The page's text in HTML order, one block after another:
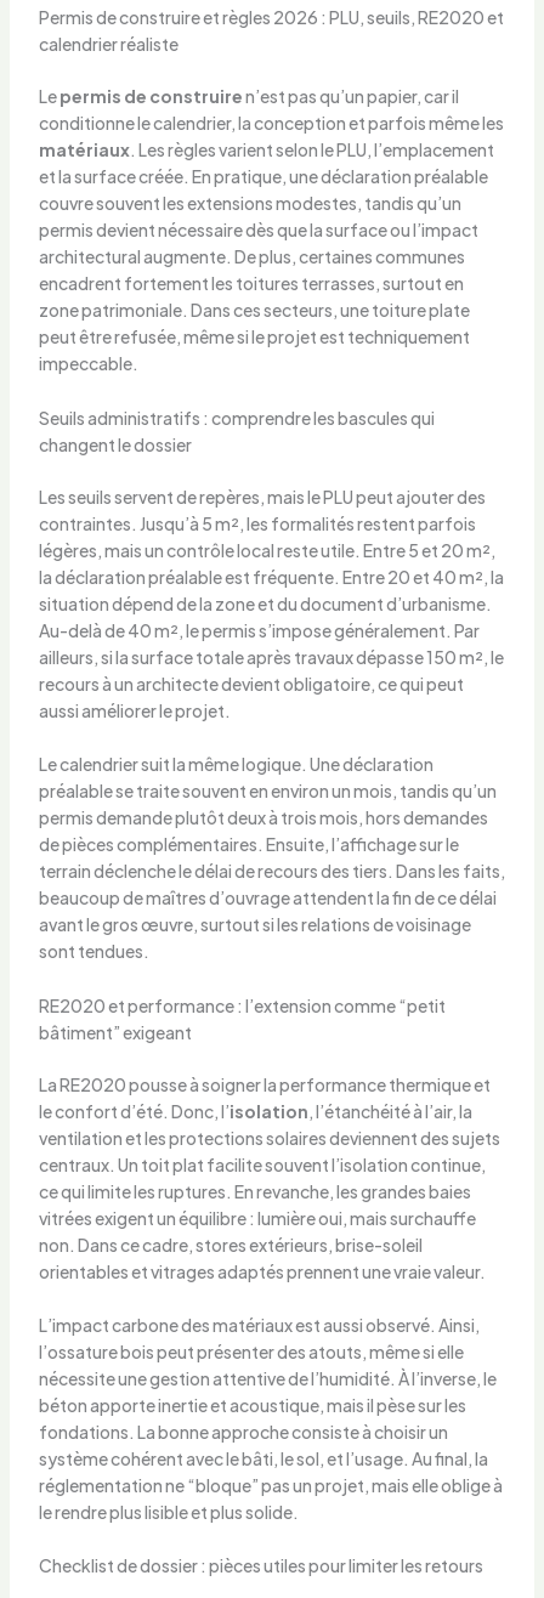
Permis de construire et règles 2026 : PLU, seuils, RE2020 et
calendrier réaliste
Lepermis de construiren’est pas qu’un papier, car il
conditionne le calendrier, la conception et parfois même les
matériaux. Les règles varient selon le PLU, l’emplacement
et la surface créée. En pratique, une déclaration préalable
couvre souvent les extensions modestes, tandis qu’un
permis devient nécessaire dès que la surface ou l’impact
architectural augmente. De plus, certaines communes
encadrent fortement les toitures terrasses, surtout en
zone patrimoniale. Dans ces secteurs, une toiture plate
peut être refusée, même si le projet est techniquement
impeccable.
Seuils administratifs : comprendre les bascules qui
changent le dossier
Les seuils servent de repères, mais le PLU peut ajouter des
contraintes. Jusqu’à 5 m², les formalités restent parfois
légères, mais un contrôle local reste utile. Entre 5 et 20 m²,
la déclaration préalable est fréquente. Entre 20 et 40 m², la
situation dépend de la zone et du document d’urbanisme.
Au-delà de 40 m², le permis s’impose généralement. Par
ailleurs, si la surface totale après travaux dépasse 150 m², le
recours à un architecte devient obligatoire, ce qui peut
aussi améliorer le projet.
Le calendrier suit la même logique. Une déclaration
préalable se traite souvent en environ un mois, tandis qu’un
permis demande plutôt deux à trois mois, hors demandes
de pièces complémentaires. Ensuite, l’affichage sur le
terrain déclenche le délai de recours des tiers. Dans les faits,
beaucoup de maîtres d’ouvrage attendent la fin de ce délai
avant le gros œuvre, surtout si les relations de voisinage
sont tendues.
RE2020 et performance : l’extension comme “petit
bâtiment” exigeant
La RE2020 pousse à soigner la performance thermique et
le confort d’été. Donc, l’isolation, l’étanchéité à l’air, la
ventilation et les protections solaires deviennent des sujets
centraux. Un toit plat facilite souvent l’isolation continue,
ce qui limite les ruptures. En revanche, les grandes baies
vitrées exigent un équilibre : lumière oui, mais surchauffe
non. Dans ce cadre, stores extérieurs, brise-soleil
orientables et vitrages adaptés prennent une vraie valeur.
L’impact carbone des matériaux est aussi observé. Ainsi,
l’ossature bois peut présenter des atouts, même si elle
nécessite une gestion attentive de l’humidité. À l’inverse, le
béton apporte inertie et acoustique, mais il pèse sur les
fondations. La bonne approche consiste à choisir un
système cohérent avec le bâti, le sol, et l’usage. Au final, la
réglementation ne “bloque” pas un projet, mais elle oblige à
le rendre plus lisible et plus solide.
Checklist de dossier : pièces utiles pour limiter les retours